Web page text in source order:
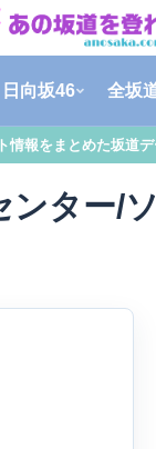
日向坂46 全坂
報をまとめた坂道
ンター/